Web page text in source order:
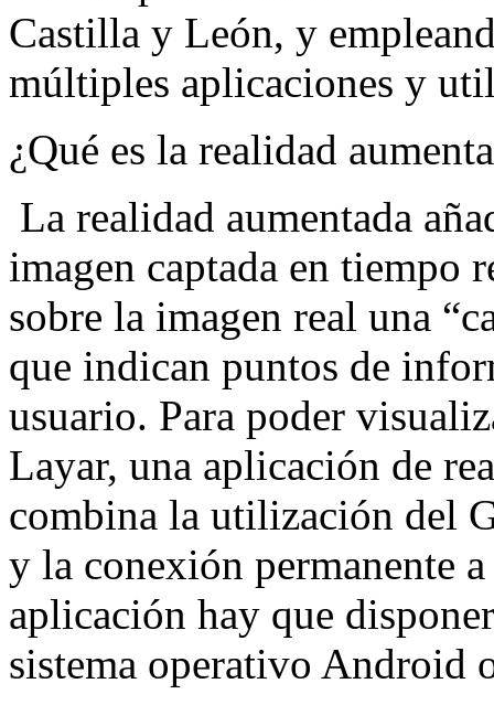
Castilla y León, y
múltiples aplicaciones y
¿Qué es la realidad
La realidad aumentada
imagen captada en tiempo
sobre la imagen real una
que indican puntos de
usuario. Para poder
Layar, una aplicación de
combina la utilización del
y la conexión permanente
aplicación hay que
sistema operativo Android